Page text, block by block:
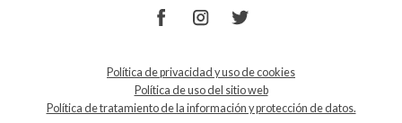
Política de privacidad y uso de cookies
Política de uso del sitio web
Política de tratamiento de la información y protección de datos.